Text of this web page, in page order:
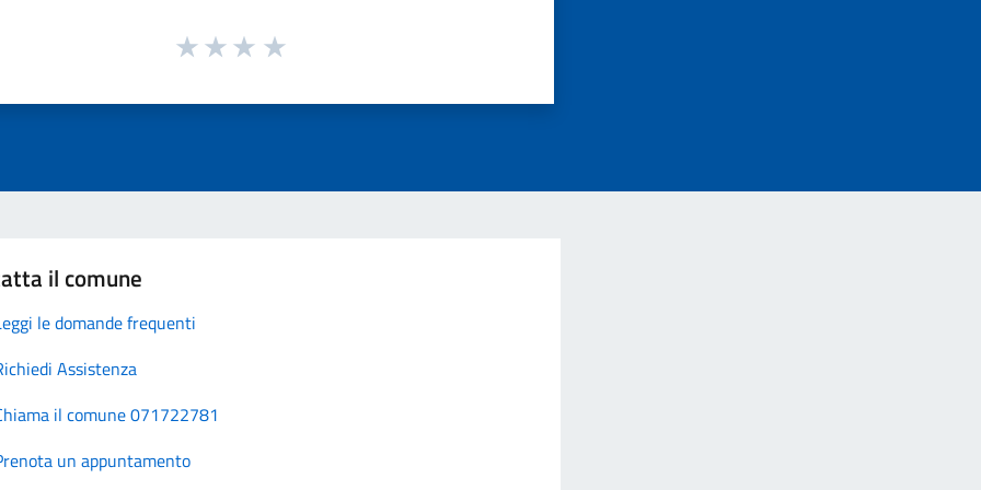
il comune
le domande frequenti
Assistenza
il comune 071722781
un appuntamento